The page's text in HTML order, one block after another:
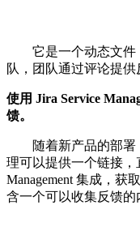
它是一个动态文件
队，团队通过评论提供
使用 Jira Service
馈。
随着新产品的部署
理可以提供一个链接，
Management 集成，获
含一个可以收集反馈的